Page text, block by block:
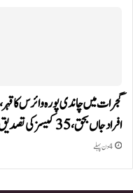
افراد جاں بحق، 35 کیسز کی تصدیق،…
4 دن پہلے